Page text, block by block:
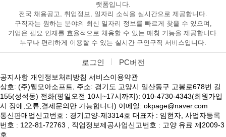
랫폼입니다.
전국 채용공고, 취업정보, 일자리 소식을 실시간으로 제공합니다.
구직자는 원하는 분야의 최신 일자리 정보를 빠르게 찾을 수 있으며,
기업은 필요 인재를 효율적으로 채용할 수 있는 매칭 기능을 제공합니다.
누구나 편리하게 이용할 수 있는 실시간 구인구직 서비스입니다.
로그인 PC버전
공지사항 개인정보처리방침 서비스이용약관
상호: (주)웹모아소프트, 주소: 경기도 고양시 일산동구 고봉로678번 길
155(성석동) 전화(평일오전 10시~17시까지): 010-4730-4343(회원가입
시 장애,오류,결제문의만 가능합니다) 이메일: okpage@naver.com
통신판매업신고번호 : 경기고양-제3314호 대표자 : 임현자, 사업자등록
번호 : 122-81-72763 , 직업정보제공사업신고번호 : 고양 유료 제2009-3
호